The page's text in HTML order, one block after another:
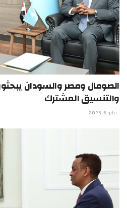
الصومال ومصر والسودان
والتنسيق المشترك
مايو 6, 2026